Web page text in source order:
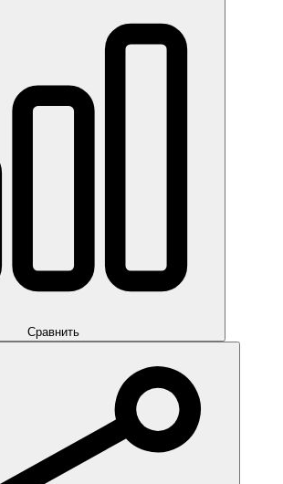
Сравнить